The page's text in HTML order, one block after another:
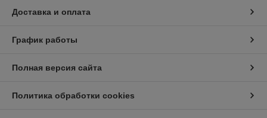
Доставка и оплата
График работы
Полная версия сайта
Политика обработки cookies